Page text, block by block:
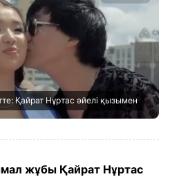
Қайрат Нұртас әйелі қызымен
жұбы Қайрат Нұртас